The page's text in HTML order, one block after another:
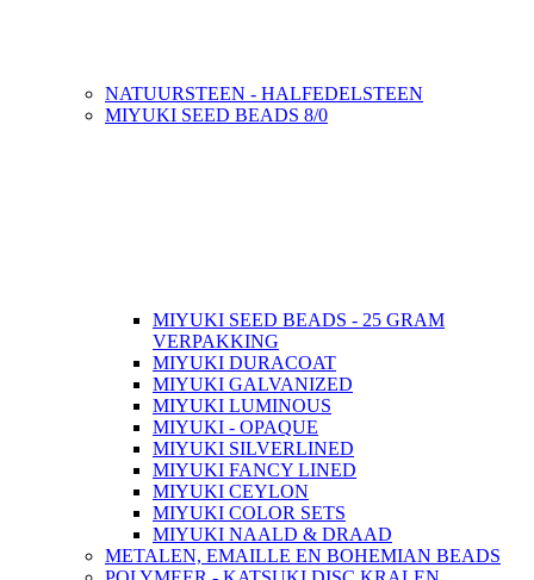
NATUURSTEEN - HALFEDELSTEEN
MIYUKI SEED BEADS 8/0
MIYUKI SEED BEADS - 25 GRAM
VERPAKKING
MIYUKI DURACOAT
MIYUKI GALVANIZED
MIYUKI LUMINOUS
MIYUKI - OPAQUE
MIYUKI SILVERLINED
MIYUKI FANCY LINED
MIYUKI CEYLON
MIYUKI COLOR SETS
MIYUKI NAALD & DRAAD
METALEN, EMAILLE EN BOHEMIAN BEADS